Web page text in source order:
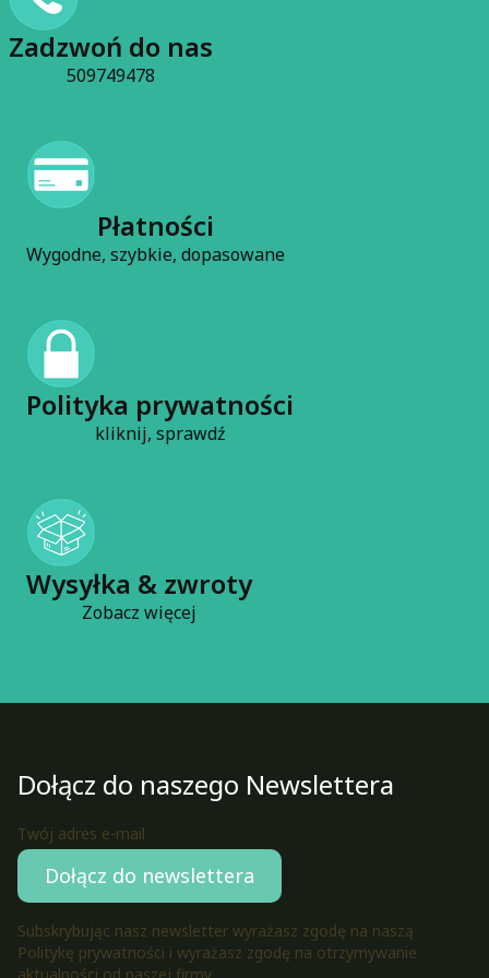
Czytaj całość
Zadzwoń do nas
509749478
Płatności
Wygodne, szybkie, dopasowane
Polityka prywatności
kliknij, sprawdź
Wysyłka & zwroty
Zobacz więcej
Dołącz do naszego Newslettera
Twój adres e-mail
Dołącz do newslettera
Subskrybując nasz newsletter wyrażasz zgodę na naszą
Politykę prywatności i wyrażasz zgodę na otrzymywanie